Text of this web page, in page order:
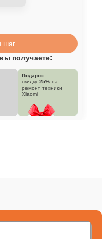
шаг
получаете:
Подарок:
скидку 25% на
ремонт техники
Xiaomi